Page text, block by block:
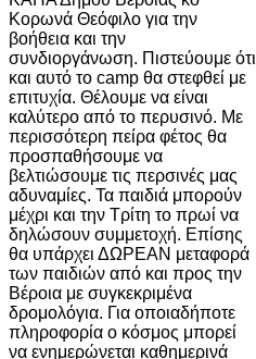
Κορωνά Θεόφιλο για την
βοήθεια και την
συνδιοργάνωση. Πιστεύουμε ότι
και αυτό το camp θα στεφθεί με
επιτυχία. Θέλουμε να είναι
καλύτερο από το περυσινό. Με
περισσότερη πείρα φέτος θα
προσπαθήσουμε να
βελτιώσουμε τις περσινές μας
αδυναμίες. Τα παιδιά μπορούν
μέχρι και την Τρίτη το πρωί να
δηλώσουν συμμετοχή. Επίσης
θα υπάρχει ΔΩΡΕΑΝ μεταφορά
των παιδιών από και προς την
Βέροια με συγκεκριμένα
δρομολόγια. Για οποιαδήποτε
πληροφορία ο κόσμος μπορεί
να ενημερώνεται καθημερινά